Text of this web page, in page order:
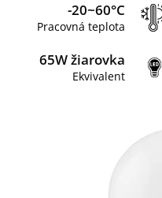
-20~60°C
Pracovná teplota
65W žiarovka
Ekvivalent